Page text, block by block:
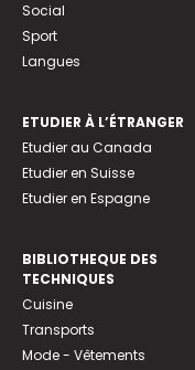
Social
Sport
Langues
ETUDIER À L’ÉTRANGER
Etudier au Canada
Etudier en Suisse
Etudier en Espagne
BIBLIOTHEQUE DES
TECHNIQUES
Cuisine
Transports
Mode - Vêtements